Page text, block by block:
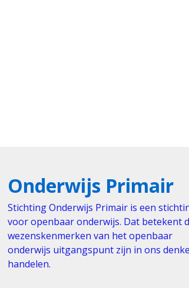
Onderwijs Primair
Stichting Onderwijs Primair is een
voor openbaar onderwijs. Dat betekent
wezenskenmerken van het openbaar
onderwijs uitgangspunt zijn in ons
handelen.